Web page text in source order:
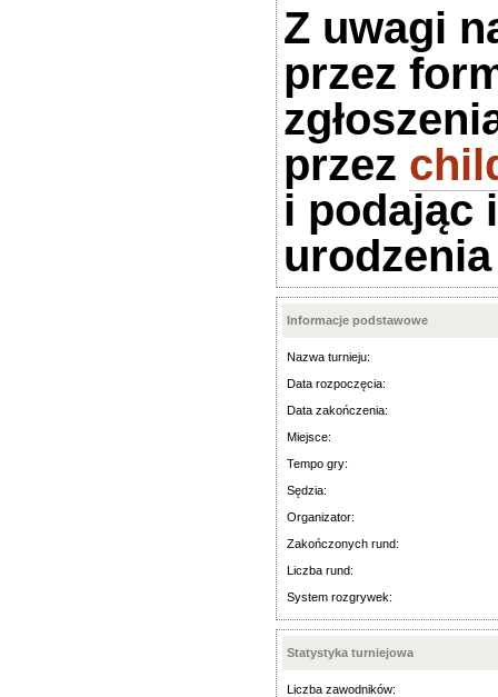
Z uwagi
przez
przez
i podając
Informacje podstawowe
Nazwa turnieju:
Data rozpoczęcia:
Data zakończenia:
Miejsce:
Tempo gry:
Sędzia:
Organizator:
Zakończonych rund:
Liczba rund:
System rozgrywek:
Statystyka turniejowa
Liczba zawodników: